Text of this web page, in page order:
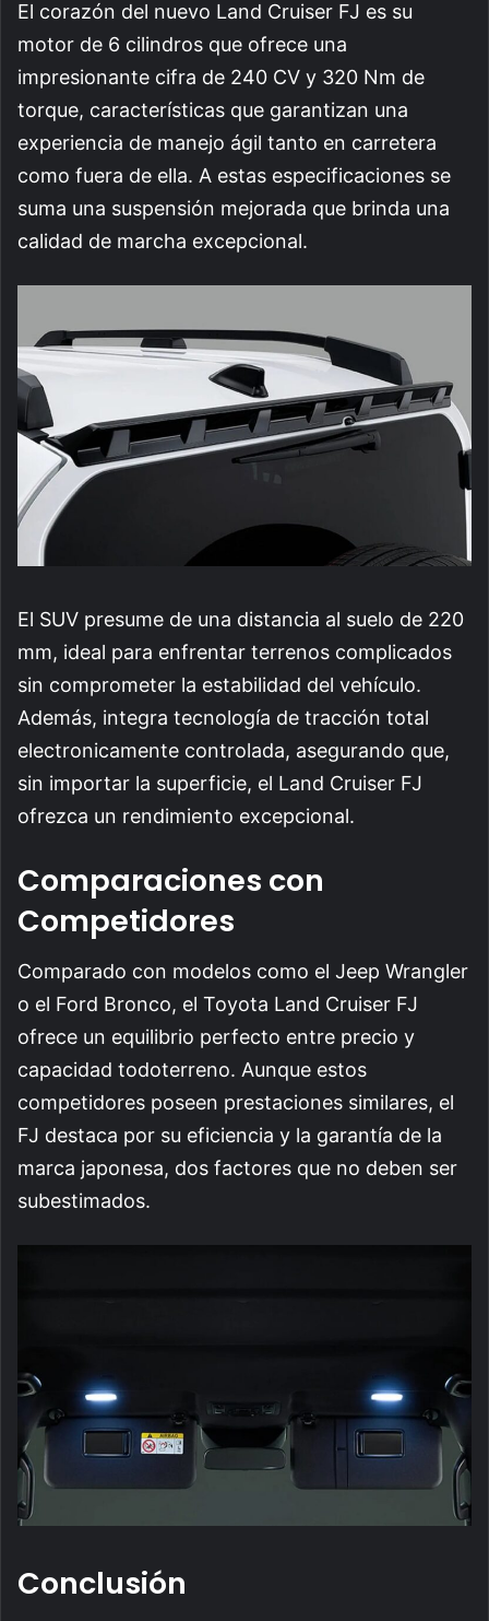
El corazón del nuevo Land Cruiser FJ es su
motor de 6 cilindros que ofrece una
impresionante cifra de 240 CV y 320 Nm de
torque, características que garantizan una
experiencia de manejo ágil tanto en carretera
como fuera de ella. A estas especificaciones se
suma una suspensión mejorada que brinda una
calidad de marcha excepcional.
El SUV presume de una distancia al suelo de 220
mm, ideal para enfrentar terrenos complicados
sin comprometer la estabilidad del vehículo.
Además, integra tecnología de tracción total
electronicamente controlada, asegurando que,
sin importar la superficie, el Land Cruiser FJ
ofrezca un rendimiento excepcional.
Comparaciones con
Competidores
Comparado con modelos como el Jeep Wrangler
o el Ford Bronco, el Toyota Land Cruiser FJ
ofrece un equilibrio perfecto entre precio y
capacidad todoterreno. Aunque estos
competidores poseen prestaciones similares, el
FJ destaca por su eficiencia y la garantía de la
marca japonesa, dos factores que no deben ser
subestimados.
Conclusión